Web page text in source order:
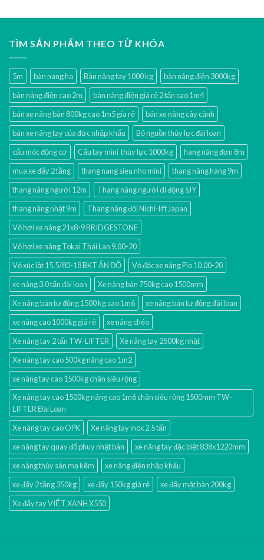
TÌM SẢN PHẨM THEO TỪ KHÓA
5m bàn nang hạ Bàn nâng tay 1000 kg
bàn nâng điện 3000kg
bàn nâng điện cao 2m
bàn nâng điện giá rẻ 2 tấn cao 1m4
bán xe nâng bàn 800kg cao 1m5 gía rẻ
bán xe nâng cây cảnh
bán xe nâng tay của đức nhập khẩu
Bộ nguồn thủy lực đài loan
cẩu móc động cơ
Cẩu tay mini thủy lực 1000kg
hang nâng đơn 8m
mua xe đẩy 2 tầng
thang nang sieu nho mini
thang nâng hàng 9m
thang nâng người 12m
Thang nâng người di động SJY
thang nâng nhật 9m
Thang nâng đôi Nichi-lift Japan
Vỏ hơi xe nâng 21x8-9 BRIDGESTONE
Vỏ hơi xe nâng Tokai Thái Lan 9.00-20
Vỏ xúc lật 15.5/80-18 BKT ẤN ĐỘ
Vỏ đặc xe nâng Pio 10.00-20
xe nâng 3.0 tấn đài loan
Xe nâng bàn 750kg cao 1500mm
Xe nâng bán tự động 1500 kg cao 1m6
xe nâng bán tự động đài loan
xe nâng cao 1000kg giá rẻ
xe nâng chéo
Xe nâng tay 2 tấn TW-LIFTER
Xe nâng tay 2500kg nhật
Xe nâng tay cao 500kg nâng cao 1m2
xe nâng tay cao 1500kg chân siêu rộng
Xe nâng tay cao 1500kg nâng cao 1m6 chân siêu rộng 1500mm TW-
LIFTER Đài Loan
Xe nâng tay cao OPK
Xe nâng tay inox 2.5 tấn
xe nâng tay quay đổ phuy nhật bản
xe nâng tay đặc biệt 838x1220mm
xe nâng thủy sản mạ kẽm
xe nâng điện nhập khấu
xe đẩy 2 tầng 350kg
xe đẩy 150kg giá rẻ
xe đẩy mặt bàn 200kg
Xe đẩy tay VIỆT XANH X550